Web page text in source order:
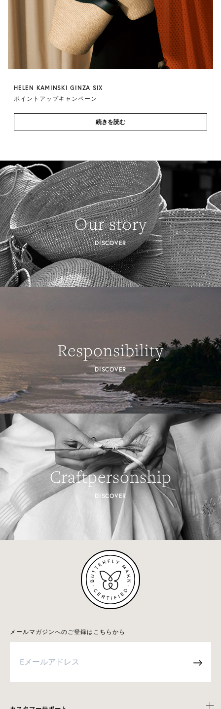
HELEN KAMINSKI GINZA SIX
ポイントアップキャンペーン
続きを読む
Our story
DISCOVER
Responsibility
DISCOVER
Craftpersonship
DISCOVER
メールマガジンへのご登録はこちらから
→